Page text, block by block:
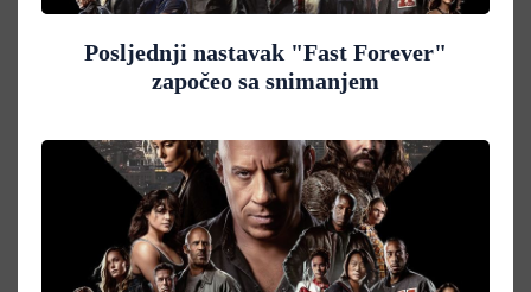
Posljednji nastavak "Fast Forever"
započeo sa snimanjem